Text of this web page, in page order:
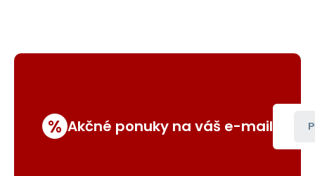
% Akčné ponuky na váš e-mail